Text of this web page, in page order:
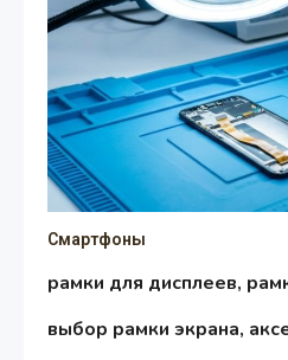
Смартфоны
рамки для дисплеев,
выбор рамки экрана,